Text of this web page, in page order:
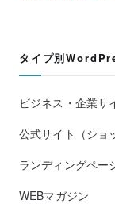
タイプ別
ビジネス・企業サ
公式サイト（ショ
ランディングペー
WEBマガジン